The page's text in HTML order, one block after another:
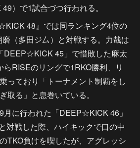
）で1試合づつ行われる。
48』では同ランキング4位の
（多田ジ厶）と対戦する。力哉は
DEEP☆KICK 45」で惜敗した麻太
RISEのリングで1RKO勝利、リ
っており「トーナメント制覇をし
取る」と息巻いている。
に行われた「DEEP☆KICK 46」
対戦した際、ハイキックで口の中
TKO負けを喫したが、アグレッシ